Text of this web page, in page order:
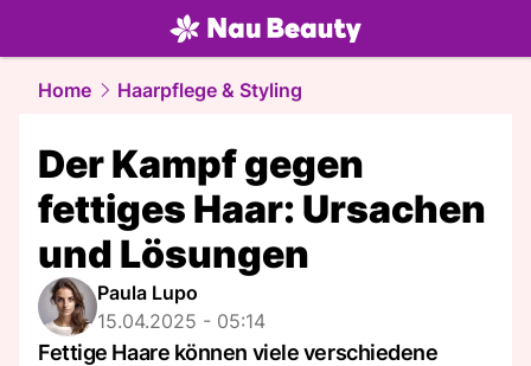
beauty.NAU.ch
Home Haarpflege & Styling
Der Kampf gegen
fettiges Haar: Ursachen
und Lösungen
Paula Lupo
15.04.2025 - 05:14
Fettige Haare können viele verschiedene